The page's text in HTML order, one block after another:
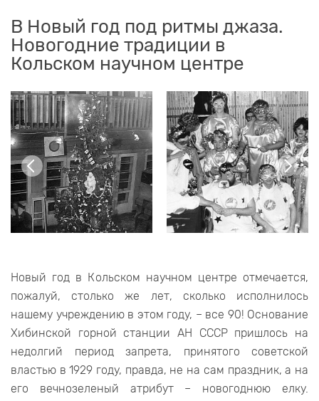
В Новый год под ритмы джаза.
Новогодние традиции в
Кольском научном центре
Новый год в Кольском научном центре отмечается,
пожалуй, столько же лет, сколько исполнилось
нашему учреждению в этом году, – все 90! Основание
Хибинской горной станции АН СССР пришлось на
недолгий период запрета, принятого советской
властью в 1929 году, правда, не на сам праздник, а на
его вечнозеленый атрибут – новогоднюю елку.